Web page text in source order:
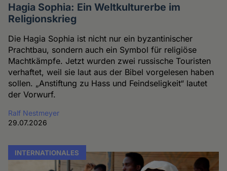
Hagia Sophia: Ein Weltkulturerbe im
Religionskrieg
Die Hagia Sophia ist nicht nur ein byzantinischer
Prachtbau, sondern auch ein Symbol für religiöse
Machtkämpfe. Jetzt wurden zwei russische Touristen
verhaftet, weil sie laut aus der Bibel vorgelesen haben
sollen. „Anstiftung zu Hass und Feindseligkeit“ lautet
der Vorwurf.
Ralf Nestmeyer
29.07.2026
INTERNATIONALES